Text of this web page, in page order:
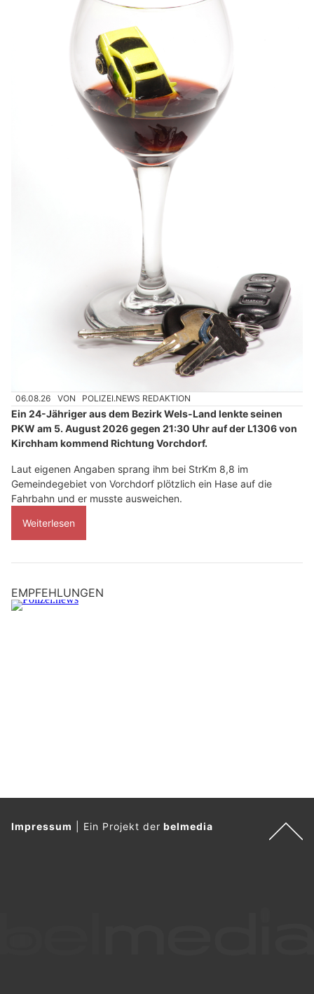
06.08.26 VON POLIZEI.NEWS REDAKTION
Ein 24-Jähriger aus dem Bezirk Wels-Land lenkte seinen
PKW am 5. August 2026 gegen 21:30 Uhr auf der L1306 von
Kirchham kommend Richtung Vorchdorf.
Laut eigenen Angaben sprang ihm bei StrKm 8,8 im
Gemeindegebiet von Vorchdorf plötzlich ein Hase auf die
Fahrbahn und er musste ausweichen.
Weiterlesen
EMPFEHLUNGEN
Impressum Ein Projekt derbelmedia